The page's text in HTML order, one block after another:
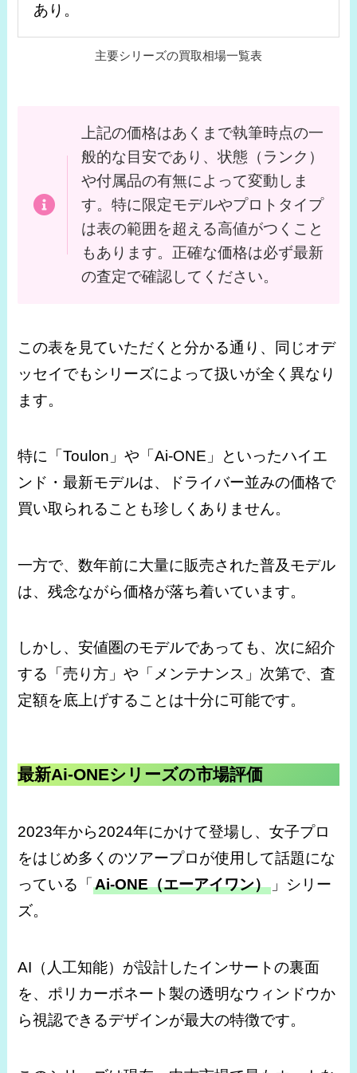
あり。
主要シリーズの買取相場一覧表
上記の価格はあくまで執筆時点の一
般的な目安であり、状態（ランク）
や付属品の有無によって変動しま
す。特に限定モデルやプロトタイプ
は表の範囲を超える高値がつくこと
もあります。正確な価格は必ず最新
の査定で確認してください。
この表を見ていただくと分かる通り、同じオデ
ッセイでもシリーズによって扱いが全く異なり
ます。
特に「Toulon」や「Ai-ONE」といったハイエ
ンド・最新モデルは、ドライバー並みの価格で
買い取られることも珍しくありません。
一方で、数年前に大量に販売された普及モデル
は、残念ながら価格が落ち着いています。
しかし、安値圏のモデルであっても、次に紹介
する「売り方」や「メンテナンス」次第で、査
定額を底上げすることは十分に可能です。
最新Ai-ONEシリーズの市場評価
2023年から2024年にかけて登場し、女子プロ
をはじめ多くのツアープロが使用して話題にな
っている
「Ai-ONE（エーアイワン） 」シリー
ズ。
AI（人工知能）が設計したインサートの裏面
を、ポリカーボネート製の透明なウィンドウか
ら視認できるデザインが最大の特徴です。